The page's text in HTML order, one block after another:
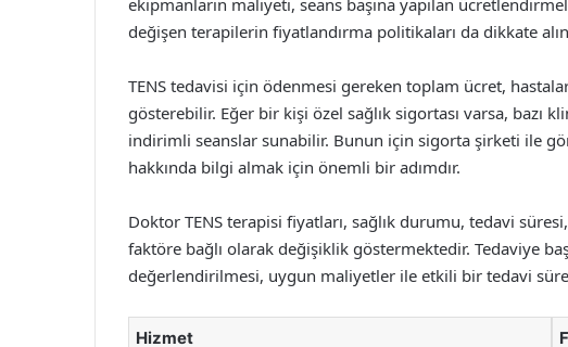
ekipmanların maliyeti, seans başına yapılan
değişen terapilerin fiyatlandırma politikaları da dikkate
TENS tedavisi için ödenmesi gereken toplam ücret,
gösterebilir. Eğer bir kişi özel sağlık sigortası varsa, bazı
indirimli seanslar sunabilir. Bunun için sigorta şirketi ile
hakkında bilgi almak için önemli bir adımdır.
Doktor TENS terapisi fiyatları, sağlık durumu, tedavi
faktöre bağlı olarak değişiklik göstermektedir. Tedaviye
değerlendirilmesi, uygun maliyetler ile etkili bir tedavi
Hizmet